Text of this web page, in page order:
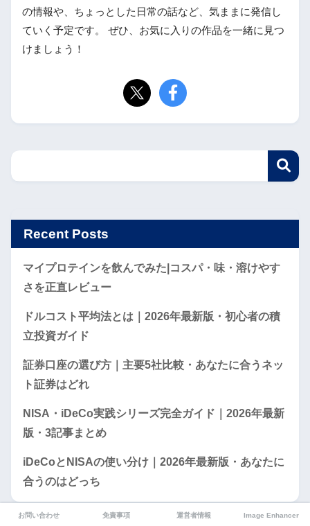
の情報や、ちょっとした日常の話など、気ままに発信し
ていく予定です。 ぜひ、お気に入りの作品を一緒に見つ
けましょう！
Recent Posts
マイプロテインを飲んでみた|コスパ・味・溶けやす
さを正直レビュー
ドルコスト平均法とは｜2026年最新版・初心者の積
立投資ガイド
証券口座の選び方｜主要5社比較・あなたに合うネッ
ト証券はどれ
NISA・iDeCo実践シリーズ完全ガイド｜2026年最新
版・3記事まとめ
iDeCoとNISAの使い分け｜2026年最新版・あなたに
合うのはどっち
お問い合わせ 免責事項 運営者情報 Image Enhancer